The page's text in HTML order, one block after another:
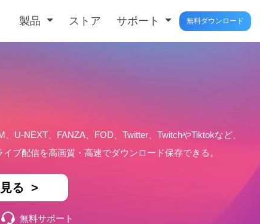
製品 ストア サポート 無料ダウンロード
U-NEXT、FANZA、FOD、Twitter、TwitchやTiktokなど、
ブ配信を高画質・高速でダウンロード保存できる。
る >
無料サポート